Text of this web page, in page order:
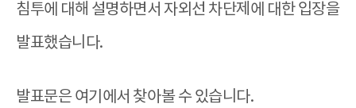
침투에 대해 설명하면서 자외선 차단제에 대한 입장을
발표했습니다.
발표문은 여기에서 찾아볼 수 있습니다.